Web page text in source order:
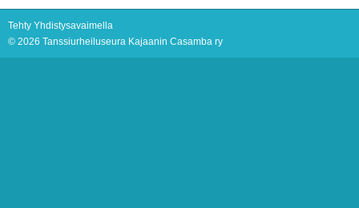
Tehty Yhdistysavaimella
© 2026 Tanssiurheiluseura Kajaanin Casamba ry